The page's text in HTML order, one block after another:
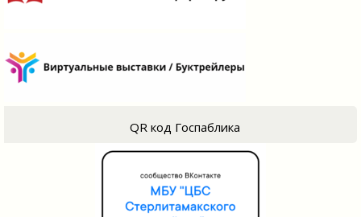
QR код Госпаблика